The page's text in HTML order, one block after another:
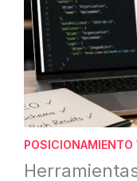
POSICIONAMIENTO